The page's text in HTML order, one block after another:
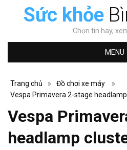
Sức khỏe
Chọn tin hay,
MENU
Trang chủ » Đồ chơi xe máy
»
Vespa Primavera 2-stage
Vespa
headlamp